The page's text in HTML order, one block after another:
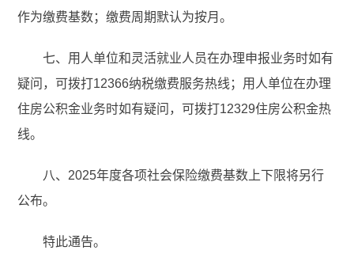
作为缴费基数；缴费周期默认为按月。
七、用人单位和灵活就业人员在办理申报业务时如有
疑问，可拨打12366纳税缴费服务热线；用人单位在办理
住房公积金业务时如有疑问，可拨打12329住房公积金热
线。
八、2025年度各项社会保险缴费基数上下限将另行
公布。
特此通告。